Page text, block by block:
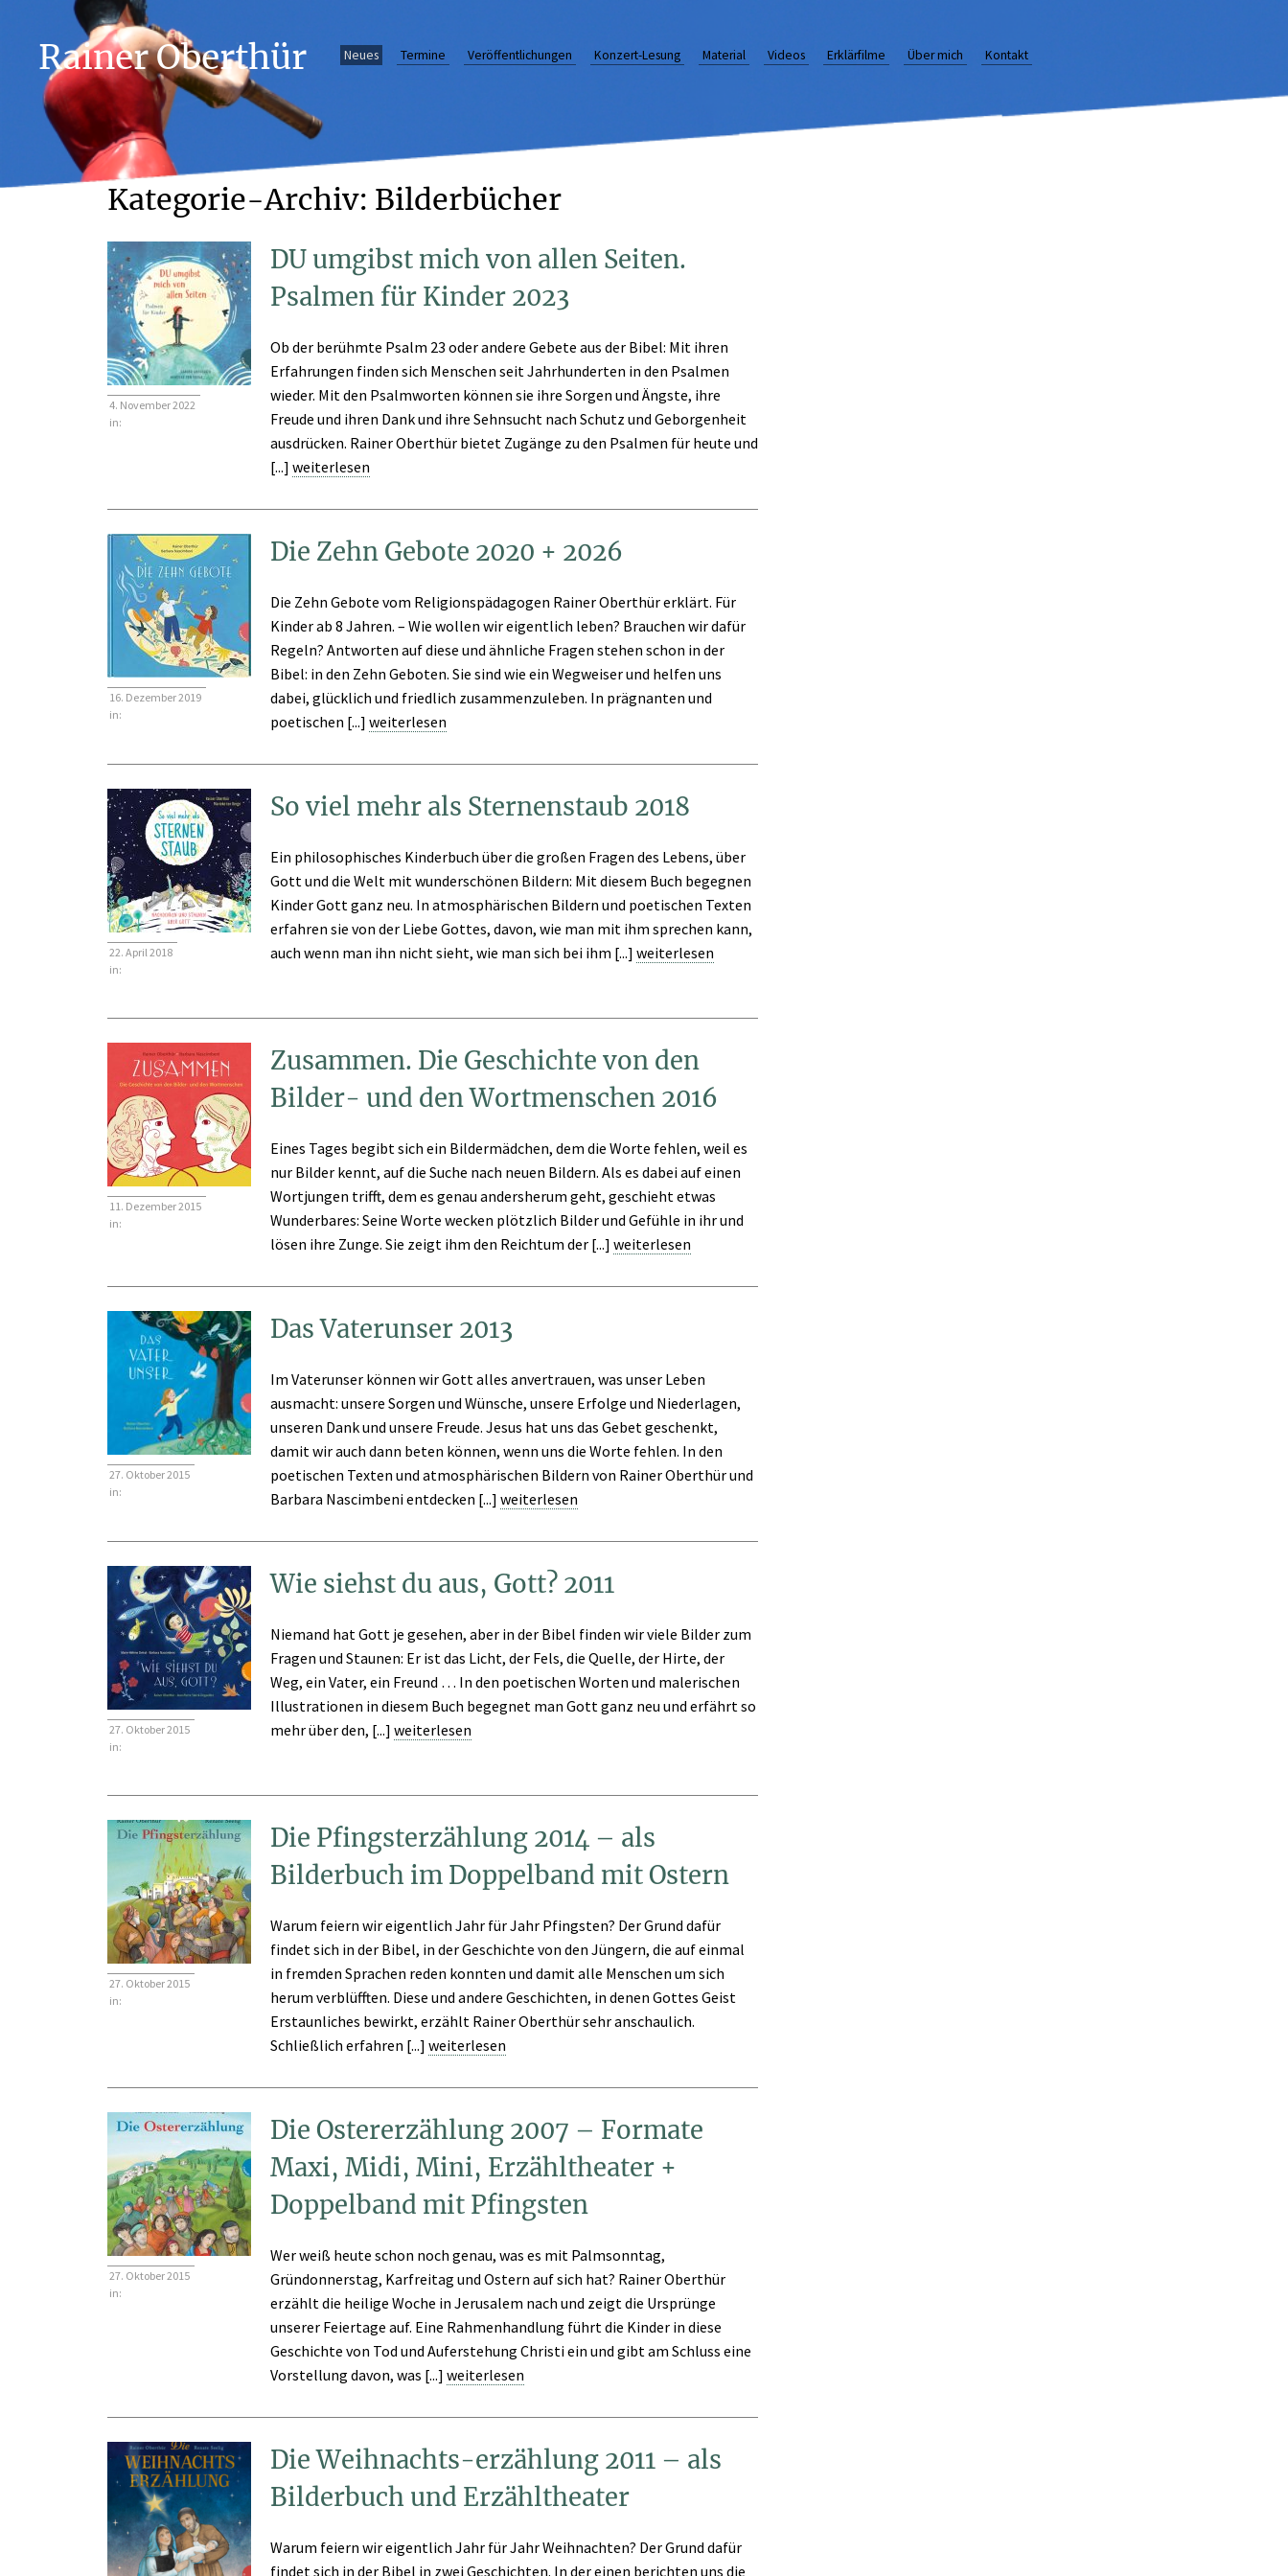
Rainer Oberthür Neues Termine Veröffentlichungen Konzert-Lesung Material Videos Erklärfilme Über mich Kontakt
Kategorie-Archiv: Bilderbücher
4. November 2022
in:
DU umgibst mich von allen Seiten.
Psalmen für Kinder 2023
Ob der berühmte Psalm 23 oder andere Gebete aus der Bibel: Mit ihren
Erfahrungen finden sich Menschen seit Jahrhunderten in den Psalmen
wieder. Mit den Psalmworten können sie ihre Sorgen und Ängste, ihre
Freude und ihren Dank und ihre Sehnsucht nach Schutz und Geborgenheit
ausdrücken. Rainer Oberthür bietet Zugänge zu den Psalmen für heute und
[...] weiterlesen
16. Dezember 2019
in:
Die Zehn Gebote 2020 + 2026
Die Zehn Gebote vom Religionspädagogen Rainer Oberthür erklärt. Für
Kinder ab 8 Jahren. – Wie wollen wir eigentlich leben? Brauchen wir dafür
Regeln? Antworten auf diese und ähnliche Fragen stehen schon in der
Bibel: in den Zehn Geboten. Sie sind wie ein Wegweiser und helfen uns
dabei, glücklich und friedlich zusammenzuleben. In prägnanten und
poetischen [...] weiterlesen
22. April 2018
in:
So viel mehr als Sternenstaub 2018
Ein philosophisches Kinderbuch über die großen Fragen des Lebens, über
Gott und die Welt mit wunderschönen Bildern: Mit diesem Buch begegnen
Kinder Gott ganz neu. In atmosphärischen Bildern und poetischen Texten
erfahren sie von der Liebe Gottes, davon, wie man mit ihm sprechen kann,
auch wenn man ihn nicht sieht, wie man sich bei ihm [...] weiterlesen
11. Dezember 2015
in:
Zusammen. Die Geschichte von den
Bilder- und den Wortmenschen 2016
Eines Tages begibt sich ein Bildermädchen, dem die Worte fehlen, weil es
nur Bilder kennt, auf die Suche nach neuen Bildern. Als es dabei auf einen
Wortjungen trifft, dem es genau andersherum geht, geschieht etwas
Wunderbares: Seine Worte wecken plötzlich Bilder und Gefühle in ihr und
lösen ihre Zunge. Sie zeigt ihm den Reichtum der [...] weiterlesen
27. Oktober 2015
in:
Das Vaterunser 2013
Im Vaterunser können wir Gott alles anvertrauen, was unser Leben
ausmacht: unsere Sorgen und Wünsche, unsere Erfolge und Niederlagen,
unseren Dank und unsere Freude. Jesus hat uns das Gebet geschenkt,
damit wir auch dann beten können, wenn uns die Worte fehlen. In den
poetischen Texten und atmosphärischen Bildern von Rainer Oberthür und
Barbara Nascimbeni entdecken [...] weiterlesen
27. Oktober 2015
in:
Wie siehst du aus, Gott? 2011
Niemand hat Gott je gesehen, aber in der Bibel finden wir viele Bilder zum
Fragen und Staunen: Er ist das Licht, der Fels, die Quelle, der Hirte, der
Weg, ein Vater, ein Freund … In den poetischen Worten und malerischen
Illustrationen in diesem Buch begegnet man Gott ganz neu und erfährt so
mehr über den, [...] weiterlesen
27. Oktober 2015
in:
Die Pfingsterzählung 2014 – als
Bilderbuch im Doppelband mit Ostern
Warum feiern wir eigentlich Jahr für Jahr Pfingsten? Der Grund dafür
findet sich in der Bibel, in der Geschichte von den Jüngern, die auf einmal
in fremden Sprachen reden konnten und damit alle Menschen um sich
herum verblüfften. Diese und andere Geschichten, in denen Gottes Geist
Erstaunliches bewirkt, erzählt Rainer Oberthür sehr anschaulich.
Schließlich erfahren [...] weiterlesen
27. Oktober 2015
in:
Die Ostererzählung 2007 – Formate
Maxi, Midi, Mini, Erzähltheater +
Doppelband mit Pfingsten
Wer weiß heute schon noch genau, was es mit Palmsonntag,
Gründonnerstag, Karfreitag und Ostern auf sich hat? Rainer Oberthür
erzählt die heilige Woche in Jerusalem nach und zeigt die Ursprünge
unserer Feiertage auf. Eine Rahmenhandlung führt die Kinder in diese
Geschichte von Tod und Auferstehung Christi ein und gibt am Schluss eine
Vorstellung davon, was [...] weiterlesen
Die Weihnachts-erzählung 2011 – als
Bilderbuch und Erzähltheater
Warum feiern wir eigentlich Jahr für Jahr Weihnachten? Der Grund dafür
findet sich in der Bibel in zwei Geschichten. In der einen berichten uns die